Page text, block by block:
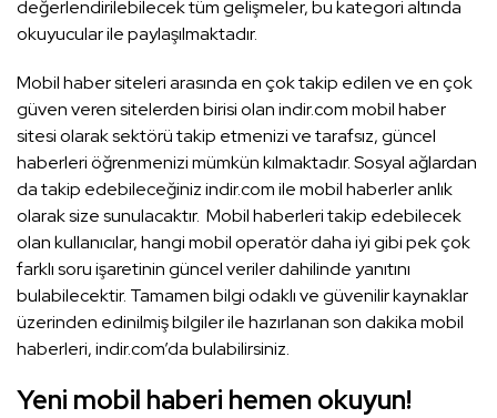
değerlendirilebilecek tüm gelişmeler, bu kategori altında
okuyucular ile paylaşılmaktadır.
Mobil haber siteleri arasında en çok takip edilen ve en çok
güven veren sitelerden birisi olan indir.com mobil haber
sitesi olarak sektörü takip etmenizi ve tarafsız, güncel
haberleri öğrenmenizi mümkün kılmaktadır. Sosyal ağlardan
da takip edebileceğiniz indir.com ile mobil haberler anlık
olarak size sunulacaktır. Mobil haberleri takip edebilecek
olan kullanıcılar, hangi mobil operatör daha iyi gibi pek çok
farklı soru işaretinin güncel veriler dahilinde yanıtını
bulabilecektir. Tamamen bilgi odaklı ve güvenilir kaynaklar
üzerinden edinilmiş bilgiler ile hazırlanan son dakika mobil
haberleri, indir.com’da bulabilirsiniz.
Yeni mobil haberi hemen okuyun!